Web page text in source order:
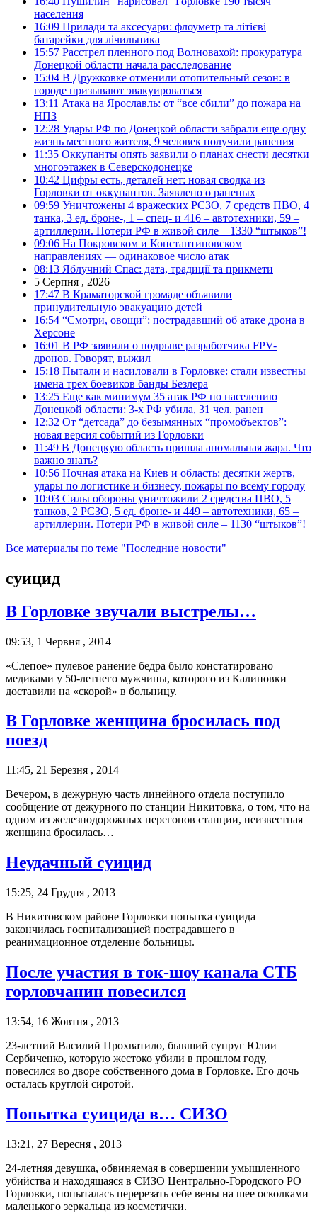
населения
16:09 Прилади та аксесуари: флоуметр та літієві
батарейки для лічильника
15:57 Расстрел пленного под Волновахой: прокуратура
Донецкой области начала расследование
15:04 В Дружковке отменили отопительный сезон: в
городе призывают эвакуироваться
13:11 Атака на Ярославль: от “все сбили” до пожара на
НПЗ
12:28 Удары РФ по Донецкой области забрали еще одну
жизнь местного жителя, 9 человек получили ранения
11:35 Оккупанты опять заявили о планах снести десятки
многоэтажек в Северскодонецке
10:42 Цифры есть, деталей нет: новая сводка из
Горловки от оккупантов. Заявлено о раненых
09:59 Уничтожены 4 вражеских РСЗО, 7 средств ПВО, 4
танка, 3 ед. броне-, 1 – спец- и 416 – автотехники, 59 –
артиллерии. Потери РФ в живой силе – 1330 “штыков”!
09:06 На Покровском и Константиновском
направлениях — одинаковое число атак
08:13 Яблучний Спас: дата, традиції та прикмети
5 Серпня , 2026
17:47 В Краматорской громаде объявили
принудительную эвакуацию детей
16:54 “Смотри, овощи”: пострадавший об атаке дрона в
Херсоне
16:01 В РФ заявили о подрыве разработчика FPV-
дронов. Говорят, выжил
15:18 Пытали и насиловали в Горловке: стали известны
имена трех боевиков банды Безлера
13:25 Еще как минимум 35 атак РФ по населению
Донецкой области: 3-х РФ убила, 31 чел. ранен
12:32 От “детсада” до безымянных “промобъектов”:
новая версия событий из Горловки
11:49 В Донецкую область пришла аномальная жара. Что
важно знать?
10:56 Ночная атака на Киев и область: десятки жертв,
удары по логистике и бизнесу, пожары по всему городу
10:03 Силы обороны уничтожили 2 средства ПВО, 5
танков, 2 РСЗО, 5 ед. броне- и 449 – автотехники, 65 –
артиллерии. Потери РФ в живой силе – 1130 “штыков”!
Все материалы по теме "Последние новости"
суицид
В Горловке звучали выстрелы…
09:53, 1 Червня , 2014
«Слепое» пулевое ранение бедра было констатировано
медиками у 50-летнего мужчины, которого из Калиновки
доставили на «скорой» в больницу.
В Горловке женщина бросилась под
поезд
11:45, 21 Березня , 2014
Вечером, в дежурную часть линейного отдела поступило
сообщение от дежурного по станции Никитовка, о том, что на
одном из железнодорожных перегонов станции, неизвестная
женщина бросилась…
Неудачный суицид
15:25, 24 Грудня , 2013
В Никитовском районе Горловки попытка суицида
закончилась госпитализацией пострадавшего в
реанимационное отделение больницы.
После участия в ток-шоу канала СТБ
горловчанин повесился
13:54, 16 Жовтня , 2013
23-летний Василий Прохватило, бывший супруг Юлии
Сербиченко, которую жестоко убили в прошлом году,
повесился во дворе собственного дома в Горловке. Его дочь
осталась круглой сиротой.
Попытка суицида в… СИЗО
13:21, 27 Вересня , 2013
24-летняя девушка, обвиняемая в совершении умышленного
убийства и находящаяся в СИЗО Центрально-Городского РО
Горловки, попыталась перерезать себе вены на шее осколками
маленького зеркальца из косметички.